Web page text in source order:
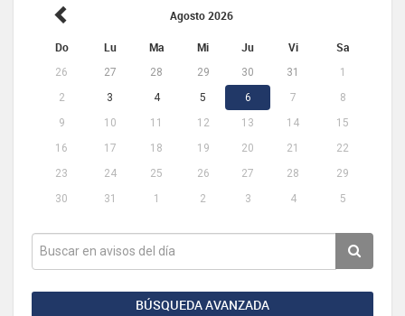
Agosto 2026
Do Lu Ma Mi Ju Vi Sa
26 27 28 29 30 31
1
2
3 4 5 6 7
8
9
10 11 12 13 14
15
16
17 18 19 20 21
22
23
24 25 26 27 28
29
30
31 1 2 3 4 5
BÚSQUEDA AVANZADA